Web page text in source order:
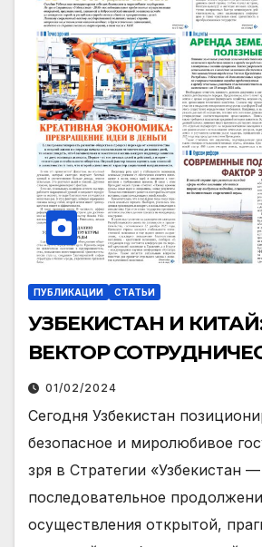
ПУБЛИКАЦИИ СТАТЬИ
УЗБЕКИСТАН И
ВЕКТОР
01/02/2024
Сегодня Узбекистан
безопасное и миролюбивое
зря в Стратегии «Узбекистан
последовательное
осуществления открытой,